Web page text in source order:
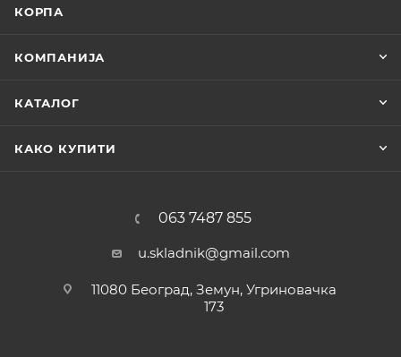
КОРПА
КОМПАНИЈА
КАТАЛОГ
КАКО КУПИТИ
063 7487 855
u.skladnik@gmail.com
11080 Београд, Земун, Угриновачка
173